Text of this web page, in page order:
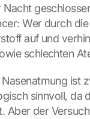
Wer durch
auf und
schlechten
ist
sinnvoll, da
Aber der